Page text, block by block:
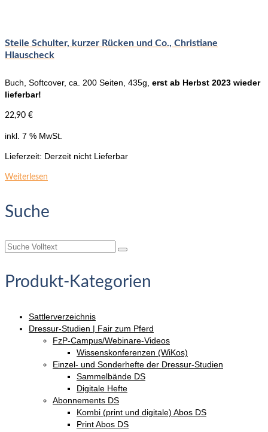
Steile Schulter, kurzer Rücken und Co., Christiane
Hlauscheck
Buch, Softcover, ca. 200 Seiten, 435g, erst ab Herbst 2023 wieder
lieferbar!
22,90 €
inkl. 7 % MwSt.
Lieferzeit: Derzeit nicht Lieferbar
Weiterlesen
Suche
Suche
Produkt-Kategorien
Sattlerverzeichnis
Dressur-Studien | Fair zum Pferd
FzP-Campus/Webinare-Videos
Wissenskonferenzen (WiKos)
Einzel- und Sonderhefte der Dressur-Studien
Sammelbände DS
Digitale Hefte
Abonnements DS
Kombi (print und digitale) Abos DS
Print Abos DS